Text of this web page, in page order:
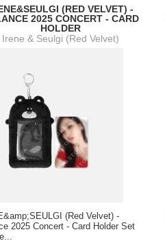
(RED VELVET) -
2025 CONCERT - CARD
HOLDER
Irene & Seulgi (Red Velvet)
(Red Velvet) -
2025 Concert - Card Holder Set